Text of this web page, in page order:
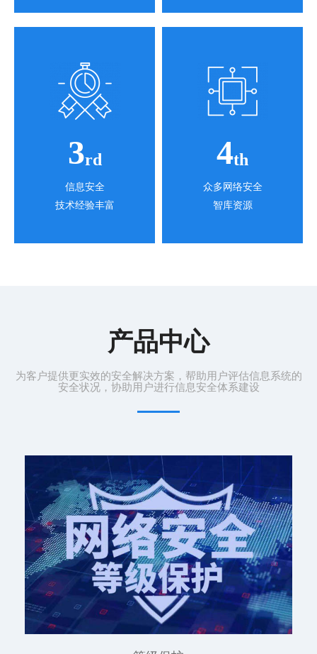
3rd
信息安全
技术经验丰富
4th
众多网络安全
智库资源
产品中心
为客户提供更实效的安全解决方案，帮助用户评估信息系统的
安全状况，协助用户进行信息安全体系建设